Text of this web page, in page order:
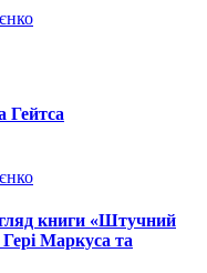
Гейтса
книги «Штучний
Маркуса та